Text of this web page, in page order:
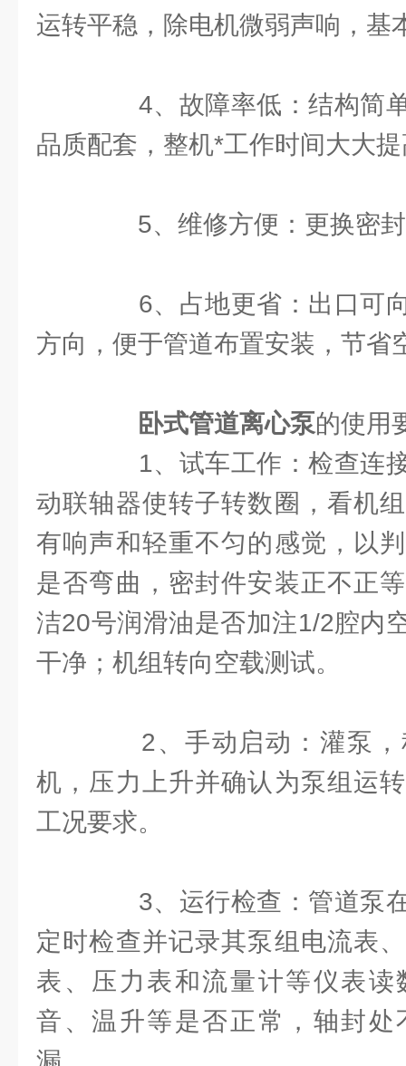
运转平稳，除电机微弱声响，基
4、故障率低：结构简单
品质配套，整机*工作时间大大
5、维修方便：更换密封
6、占地更省：出口可向
方向，便于管道布置安装，节省
卧式管道离心泵的使用
1、试车工作：检查连接
动联轴器使转子转数圈，看机
有响声和轻重不匀的感觉，以
是否弯曲，密封件安装正不正
洁20号润滑油是否加注1/2腔内
干净；机组转向空载测试。
2、手动启动：灌泵，
机，压力上升并确认为泵组运
工况要求。
3、运行检查：管道泵在
定时检查并记录其泵组电流表
表、压力表和流量计等仪表
音、温升等是否正常，轴封处